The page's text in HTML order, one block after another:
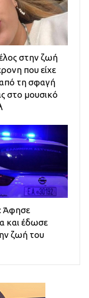
στην ζωή
που είχε
από τη σφαγή
στο μουσικό
Άφησε
και έδωσε
ζωή του